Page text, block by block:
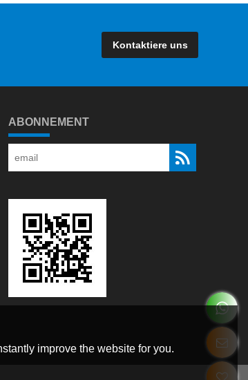
Kontaktiere uns
ABONNEMENT
improve the website for you.